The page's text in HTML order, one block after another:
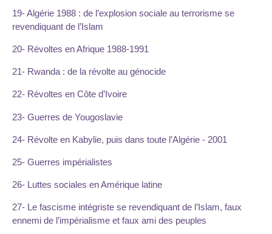
19- Algérie 1988 : de l’explosion sociale au terrorisme se
revendiquant de l’Islam
20- Révoltes en Afrique 1988-1991
21- Rwanda : de la révolte au génocide
22- Révoltes en Côte d’Ivoire
23- Guerres de Yougoslavie
24- Révolte en Kabylie, puis dans toute l’Algérie - 2001
25- Guerres impérialistes
26- Luttes sociales en Amérique latine
27- Le fascisme intégriste se revendiquant de l’Islam, faux
ennemi de l’impérialisme et faux ami des peuples